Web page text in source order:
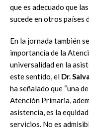
que es adecuado que
sucede en otros países
En la jornada también
importancia de la
universalidad en la
este sentido, el Dr.
ha señalado que “una
Atención Primaria,
asistencia, es la
servicios. No es